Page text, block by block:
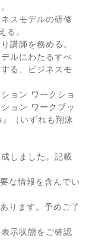
スモデルの研修
る。
講師を務める。
ルにわたるすべ
る、ビジネスモ
ョン ワークショ
ョン ワークブッ
（いずれも翔泳
しました。記載
な情報を含んでい
ります。予めご了
示状態をご確認